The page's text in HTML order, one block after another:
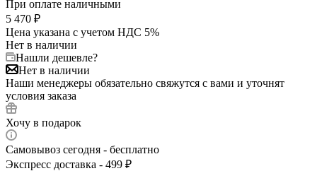
При оплате наличными
5 470 ₽
Цена указана с учетом НДС 5%
Нет в наличии
Нашли дешевле?
Нет в наличии
Наши менеджеры обязательно свяжутся с вами и уточнят
условия заказа
Хочу в подарок
Самовывоз сегодня - бесплатно
Экспресс доставка - 499 ₽